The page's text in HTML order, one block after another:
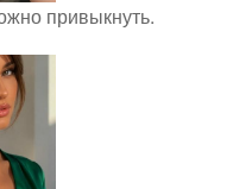
привыкнуть.